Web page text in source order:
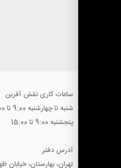
ساعات کاری نقش آفرین
شنبه تا چهارشنبه 9:00 تا 18:00
پنجشنبه 9:00 تا 15:00
آدرس دفتر
تهران، بهارستان، خیابان